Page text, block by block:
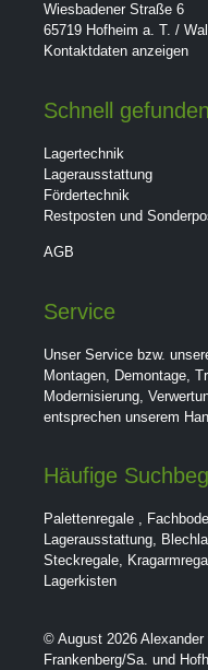
Wiesbadener Straße 6
65719 Hofheim a. T. /
Kontaktdaten anzeigen
Schnell gefunden
Lagertechnik
Lagerausstattung
Fördertechnik
Restposten und
AGB
Service
Unser Service bzw.
Montagen, Demontage,
Modernisierung,
entsprechen unserem
Häufige
Palettenregale ,
Lagerausstattung,
Steckregale,
Lagerkisten
© August 2026 Alexander
Frankenberg/Sa. und